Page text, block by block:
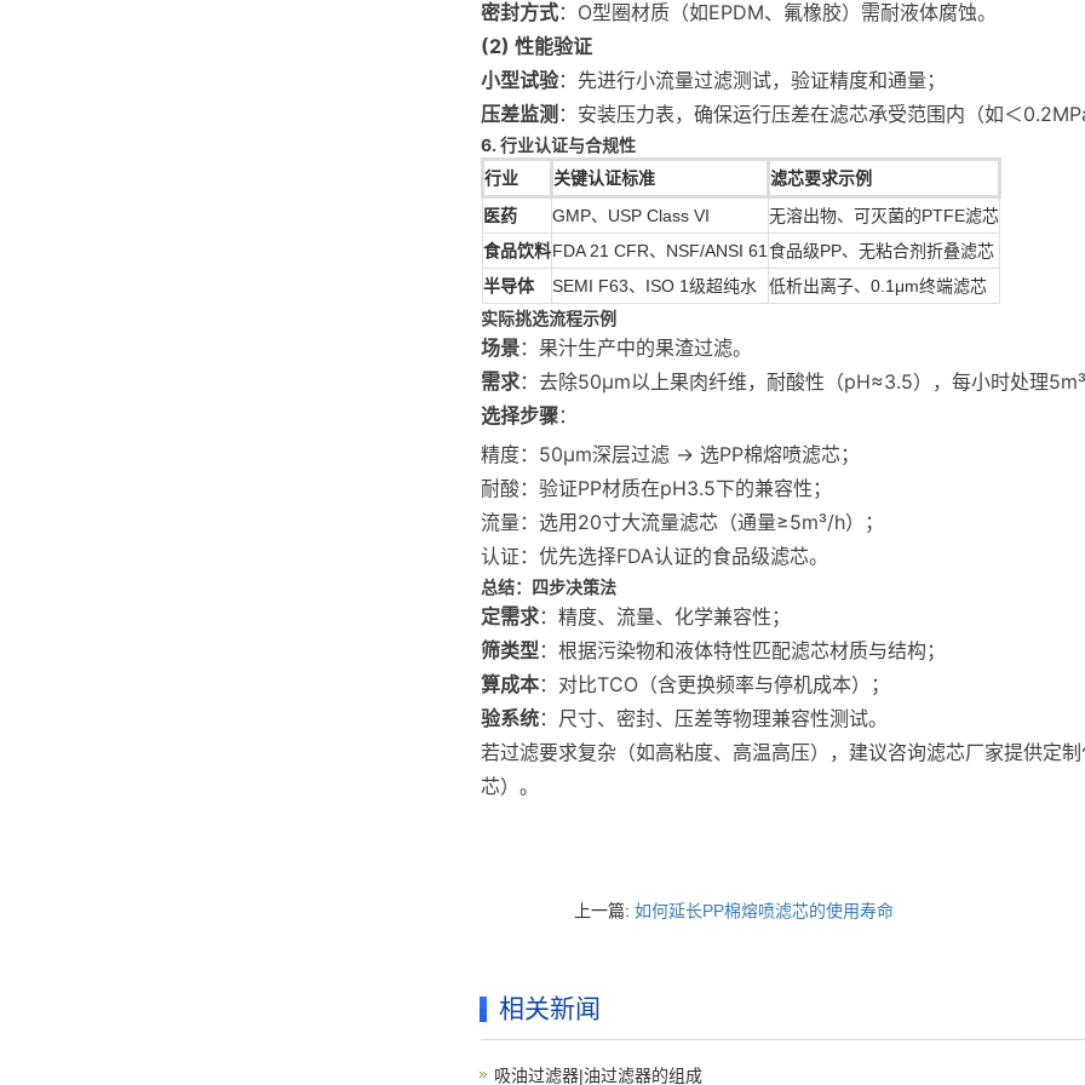
密封方式：O型圈材质（如EPDM、氟橡胶）需耐液体腐蚀。
(2) 性能验证
小型试验：先进行小流量过滤测试，验证精度和通量；
压差监测 ：安装压力表，确保运行压差在滤芯承受范围内（如＜
6. 行业认证与合规性
行业 关键认证标准
滤芯要求示例
医药
GMP、USP Class VI
无溶出物、可灭菌的PTFE滤芯
食品饮料FDA 21 CFR、NSF/ANSI 61 食品级PP、无粘合剂折叠滤芯
半导体
SEMI F63、ISO 1级超纯水 低析出离子、0.1μm终端滤芯
实际挑选流程示例
场景：果汁生产中的果渣过滤。
需求：去除50μm以上果肉纤维，耐酸性（pH≈3.5），每小时处理5m³
选择步骤：
精度：50μm深层过滤 → 选PP棉熔喷滤芯；
耐酸：验证PP材质在pH3.5下的兼容性；
流量：选用20寸大流量滤芯（通量≥5m³/h）；
认证：优先选择FDA认证的食品级滤芯。
总结：四步决策法
定需求：精度、流量、化学兼容性；
筛类型：根据污染物和液体特性匹配滤芯材质与结构；
算成本：对比TCO（含更换频率与停机成本）；
验系统：尺寸、密封、压差等物理兼容性测试。
若过滤要求复杂（如高粘度、高温高压），建议咨询滤芯厂家提供定
芯）。
上一篇:如何延长PP棉熔喷滤芯的使用寿命
相关新闻
吸油过滤器|油过滤器的组成